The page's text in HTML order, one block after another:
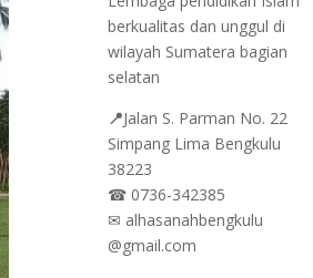
berkualitas dan unggul di
wilayah Sumatera bagian
selatan
📍Jalan S. Parman No. 22
Simpang Lima Bengkulu
38223
☎ 0736-342385
✉ alhasanahbengkulu
@gmail.com